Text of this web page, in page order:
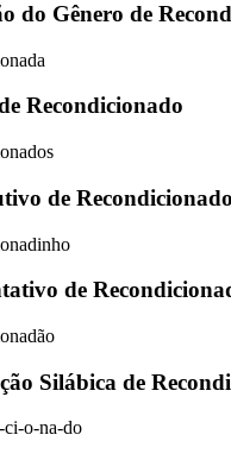
do Gênero de
Recondicionado
de Recondicionado
de
Silábica de
o-na-do